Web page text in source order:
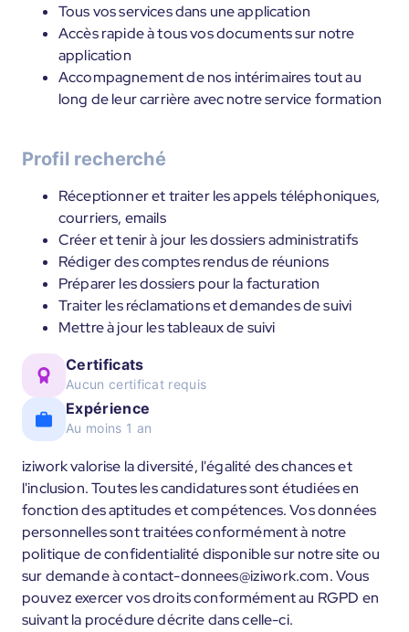
Tous vos services dans une application
Accès rapide à tous vos documents sur notre
application
Accompagnement de nos intérimaires tout au
long de leur carrière avec notre service formation
Profil recherché
Réceptionner et traiter les appels téléphoniques,
courriers, emails
Créer et tenir à jour les dossiers administratifs
Rédiger des comptes rendus de réunions
Préparer les dossiers pour la facturation
Traiter les réclamations et demandes de suivi
Mettre à jour les tableaux de suivi
Certificats
Aucun certificat requis
Expérience
Au moins 1 an
iziwork valorise la diversité, l'égalité des chances et
l'inclusion. Toutes les candidatures sont étudiées en
fonction des aptitudes et compétences. Vos données
personnelles sont traitées conformément à notre
politique de confidentialité disponible sur notre site ou
sur demande à contact-donnees@iziwork.com. Vous
pouvez exercer vos droits conformément au RGPD en
suivant la procédure décrite dans celle-ci.